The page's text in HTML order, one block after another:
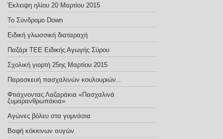
Έκλειψη ηλίου 20 Μαρτίου 2015
Το Σύνδρομο Down
Ειδική γλωσσική διαταραχή
Παζάρι ΤΕΕ Ειδικής Αγωγής Σύρου
Σχολική γιορτή 25ης Μαρτίου 2015
Παρασκευή πασχαλινών κουλουριών…
Φτιάχνοντας Λαζαράκια «Πασχαλινά
ζυμαρανθρωπάκια»
Αγώνες βόλευ στα γυμνάσια
Βαφή κόκκινων αυγών